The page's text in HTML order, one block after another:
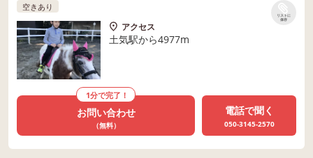
リストに
保存
空きあり
アクセス
土気駅から4977m
1分で完了！
お問い合わせ
（無料）
電話で聞く
050-3145-2570